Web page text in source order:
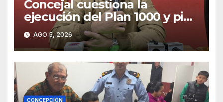
Concejal cuestiona la
ejecución del Plan 1000 y pide
mayor participación del
municipio
AGO 5, 2026
CONCEPCIÓN